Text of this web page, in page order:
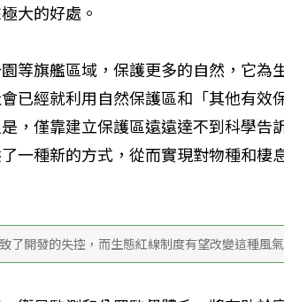
大的好處。
等旗艦區域，保護更多的自然，它為
已經就利用自然保護區和「其他有效
，僅靠建立保護區遠遠達不到科學告
一種新的方式，從而實現對物種和棲
了開發的失控，而生態紅線制度有望改變這種風氣